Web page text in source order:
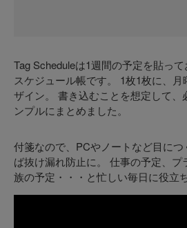
Tag Scheduleは1週間の予定を貼っ
スケジュール帳です。 1枚1枚に、
ザイン。 書き込むことを想定して、
ンプルにまとめました。
付箋なので、PCやノートなど目に
ば抜け漏れ防止に。 仕事の予定、プ
族の予定・・・と忙しい毎日に役立ち